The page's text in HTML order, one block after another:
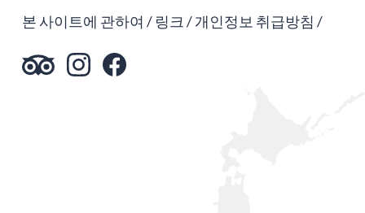
본 사이트에 관하여 링크 개인정보 취급방침